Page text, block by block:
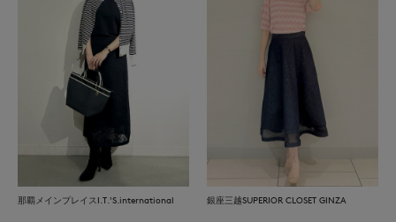
那覇メインプレイスI.T.'S.international 銀座三越SUPERIOR CLOSET GINZA